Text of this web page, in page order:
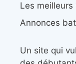
Les
Annonces
Un site qui